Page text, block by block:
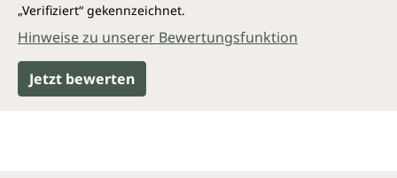
„Verifiziert“ gekennzeichnet.
Hinweise zu unserer Bewertungsfunktion
Jetzt bewerten